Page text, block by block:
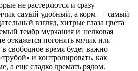
не растеряются и сразу
самый удобный, а корм — самый
взгляд, хитрые глаза цвета
тембр мурчания и шелковая
откажется погонять мячик или
в свободное время будет важно
и контролировать, как
а еще сладко дремать рядом.